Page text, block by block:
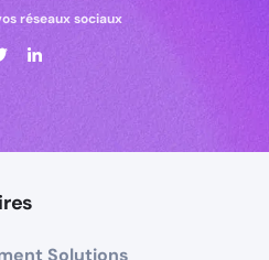
réseaux sociaux
Solutions